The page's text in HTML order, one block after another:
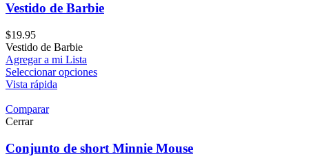
Vestido de Barbie
$19.95
Vestido de Barbie
Agregar a mi Lista
Seleccionar opciones
Vista rápida
Comparar
Cerrar
Conjunto de short Minnie Mouse